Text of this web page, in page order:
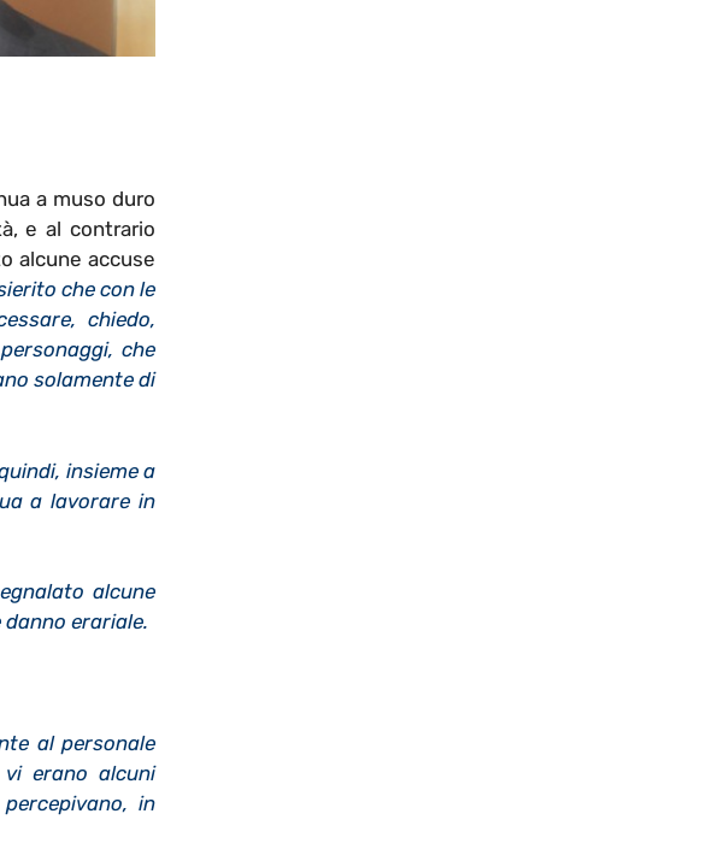
a muso duro
e al contrario
alcune accuse
che con le
chiedo,
che
solamente di
insieme a
a lavorare in
alcune
erariale.
al personale
erano alcuni
in